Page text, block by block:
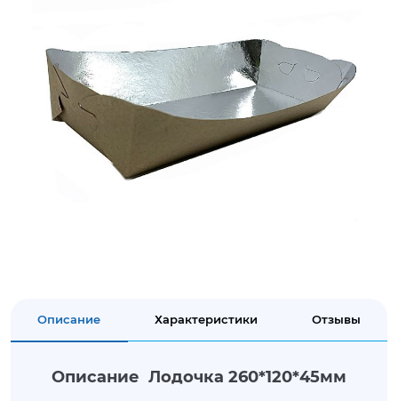
Описание Характеристики Отзывы
Описание Лодочка 260*120*45мм